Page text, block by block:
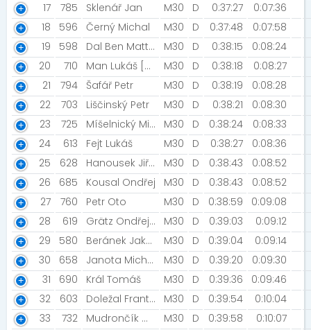
17
785 Sklenář Jan M30 D 0:37:27
0:07:36
18
596 Černý Michal M30 D 0:37:48
0:07:58
19
598 Dal Ben Matteo M30 D 0:38:15
0:08:24
20
710 Man Lukáš [Přerov] M30 D 0:38:18
0:08:27
21
794 Šafář Petr M30 D 0:38:19
0:08:28
22
703 Liščinský Petr M30 D 0:38:21
0:08:30
23
725 Míšelnický Michael M30 D 0:38:24
0:08:33
24
613 Fejt Lukáš M30 D 0:38:27
0:08:36
25
628 Hanousek Jiří [Road racing Podorlicko] M30 D 0:38:43
0:08:52
26
685 Kousal Ondřej M30 D 0:38:43
0:08:52
27
760 Petr Oto M30 D 0:38:59
0:09:08
28
619 Grätz Ondřej [Ústí nad Orlicí] M30 D 0:39:03
0:09:12
29
580 Beránek Jakub [J-Elita Ostrava] M30 D 0:39:04
0:09:14
30
658 Janota Michal M30 D 0:39:20
0:09:30
31
690 Král Tomáš M30 D 0:39:36
0:09:46
32
603 Doležal František M30 D 0:39:54
0:10:04
33
732 Mudrončík Michal [Mattoni FreeRun Olomouc] M30 D 0:39:58
0:10:07